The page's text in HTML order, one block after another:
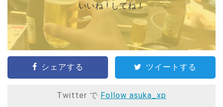
いいね ! してね！
シェアする ツイートする
Twitter で Follow asuka_xp